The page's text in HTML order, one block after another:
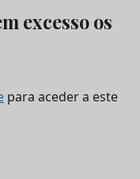
excesso os
para aceder a este